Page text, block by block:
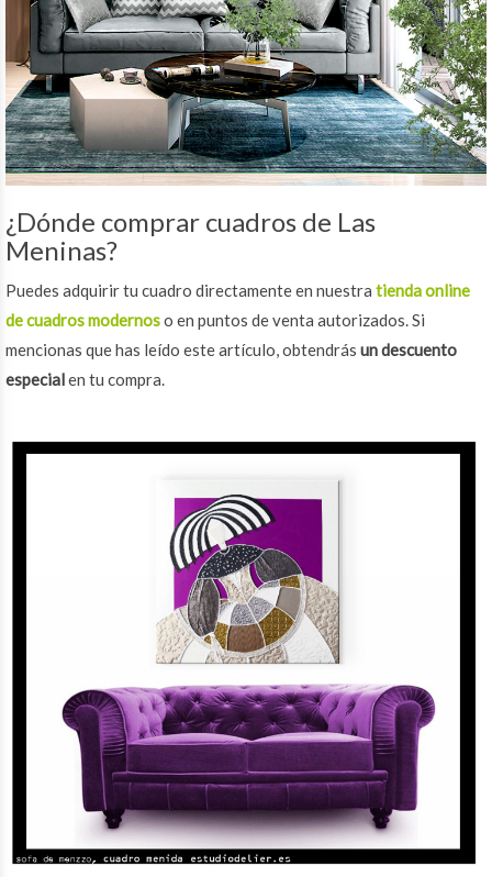
¿Dónde comprar cuadros de Las
Meninas?
Puedes adquirir tu cuadro directamente en nuestra tienda online
de cuadros modernoso en puntos de venta autorizados. Si
mencionas que has leído este artículo, obtendrás un descuento
especialen tu compra.